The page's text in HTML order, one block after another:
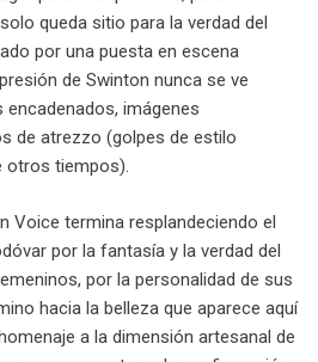
queda sitio para la verdad del
por una puesta en escena
de Swinton nunca se ve
imágenes
de atrezzo (golpes de estilo
otros tiempos).
Voice termina resplandeciendo el
por la fantasía y la verdad del
por la personalidad de sus
hacia la belleza que aparece aquí
a la dimensión artesanal de